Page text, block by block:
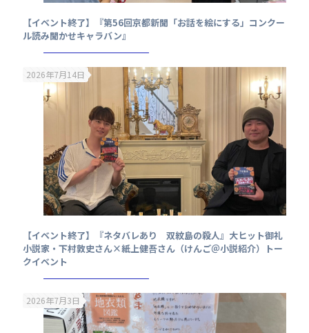
【イベント終了】『第56回京都新聞「お話を絵にする」コンクー
ル読み聞かせキャラバン』
2026年7月14日
【イベント終了】『ネタバレあり 双紋島の殺人』大ヒット御礼
小説家・下村敦史さん×紙上健吾さん（けんご＠小説紹介）トー
クイベント
2026年7月3日